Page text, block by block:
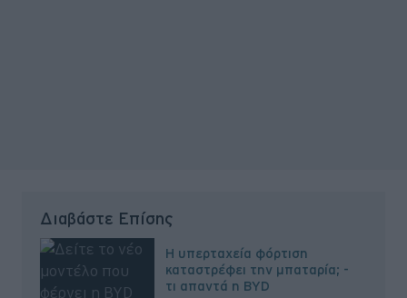
Διαβάστε Επίσης
Η υπερταχεία φόρτιση
καταστρέφει την μπαταρία; -
τι απαντά η BYD